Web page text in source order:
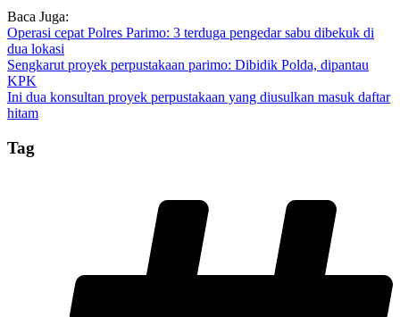
Baca Juga:
Operasi cepat Polres Parimo: 3 terduga pengedar sabu dibekuk di
dua lokasi
Sengkarut proyek perpustakaan parimo: Dibidik Polda, dipantau
KPK
Ini dua konsultan proyek perpustakaan yang diusulkan masuk daftar
hitam
Tag